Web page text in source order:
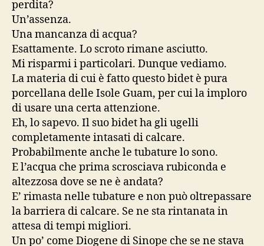
perdita?
Un’assenza.
Una mancanza di acqua?
Esattamente. Lo scroto rimane asciutto.
Mi risparmi i particolari. Dunque vediamo.
La materia di cui è fatto questo bidet è pura
porcellana delle Isole Guam, per cui la imploro
di usare una certa attenzione.
Eh, lo sapevo. Il suo bidet ha gli ugelli
completamente intasati di calcare.
Probabilmente anche le tubature lo sono.
E l’acqua che prima scrosciava rubiconda e
altezzosa dove se ne è andata?
E’ rimasta nelle tubature e non può oltrepassare
la barriera di calcare. Se ne sta rintanata in
attesa di tempi migliori.
Un po’ come Diogene di Sinope che se ne stava